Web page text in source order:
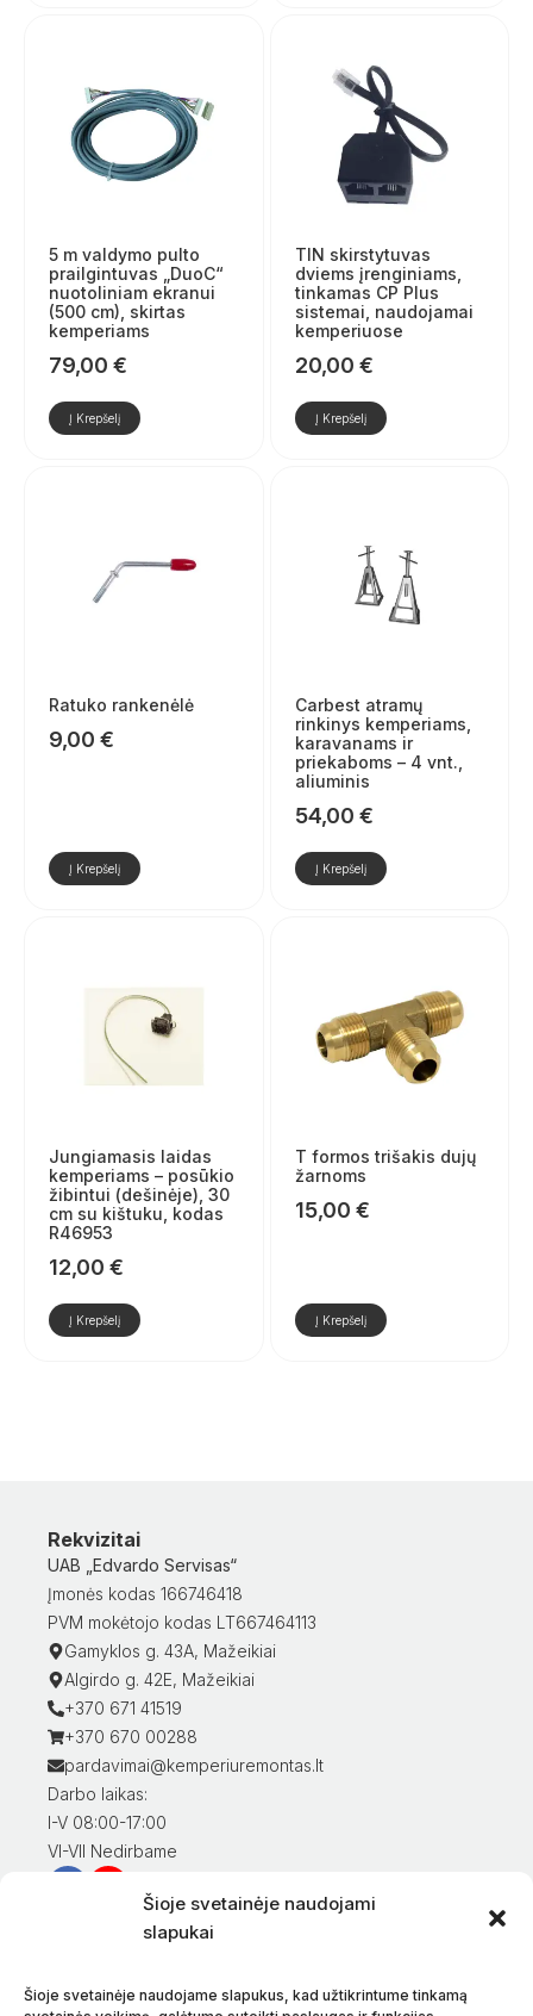
Šioje svetainėje naudojami
slapukai
Šioje svetainėje naudojame slapukus, kad užtikrintume tinkamą
5 m valdymo pulto
prailgintuvas „DuoC“
nuotoliniam ekranui
(500 cm), skirtas
kemperiams
79,00 €
Į Krepšelį
TIN skirstytuvas
dviems įrenginiams,
tinkamas CP Plus
sistemai, naudojamai
kemperiuose
20,00 €
Į Krepšelį
Ratuko rankenėlė
9,00 €
Į Krepšelį
Carbest atramų
rinkinys kemperiams,
karavanams ir
priekaboms – 4 vnt.,
aliuminis
54,00 €
Į Krepšelį
Jungiamasis laidas
kemperiams – posūkio
žibintui (dešinėje), 30
cm su kištuku, kodas
R46953
12,00 €
Į Krepšelį
T formos trišakis dujų
žarnoms
15,00 €
Į Krepšelį
Rekvizitai
UAB „Edvardo Servisas“
Įmonės kodas 166746418
PVM mokėtojo kodas LT667464113
Gamyklos g. 43A, Mažeikiai
Algirdo g. 42E, Mažeikiai
+370 671 41519
+370 670 00288
pardavimai@kemperiuremontas.lt
Darbo laikas:
I-V 08:00-17:00
VI-VII Nedirbame
Informacija klientams
Prekių pristatymas